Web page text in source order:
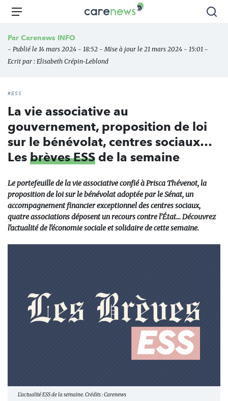
Aller
principal
Carenews,
des
acteurs
Menu
Par Carenews INFO
- Publié le 14 mars 2024 - 18:52 - Mise à jour le 21 mars 2024 - 15:01 -
Ecrit par : Elisabeth Crépin-Leblond
#ESS
La vie associative au
gouvernement, proposition de loi
sur le bénévolat, centres sociaux…
Les brèves ESS de la semaine
Le portefeuille de la vie associative confié à Prisca Thévenot, la
proposition de loi sur le bénévolat adoptée par le Sénat, un
accompagnement financier exceptionnel des centres sociaux,
quatre associations déposent un recours contre l’État… Découvrez
l'actualité de l'économie sociale et solidaire de cette semaine.
L'actualité ESS de la semaine. Crédits : Carenews